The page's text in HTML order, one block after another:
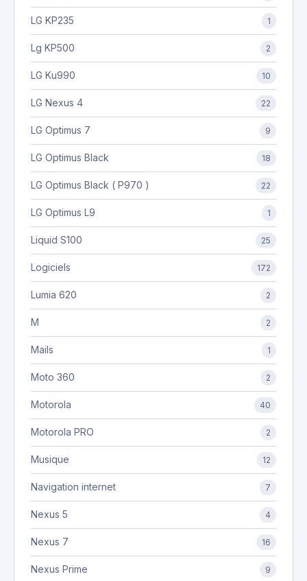
LG KP235 1
Lg KP500 2
LG Ku990 10
LG Nexus 4 22
LG Optimus 7 9
LG Optimus Black 18
LG Optimus Black ( P970 ) 22
LG Optimus L9 1
Liquid S100 25
Logiciels 172
Lumia 620 2
M 2
Mails 1
Moto 360 2
Motorola 40
Motorola PRO 2
Musique 12
Navigation internet 7
Nexus 5 4
Nexus 7 16
Nexus Prime 9